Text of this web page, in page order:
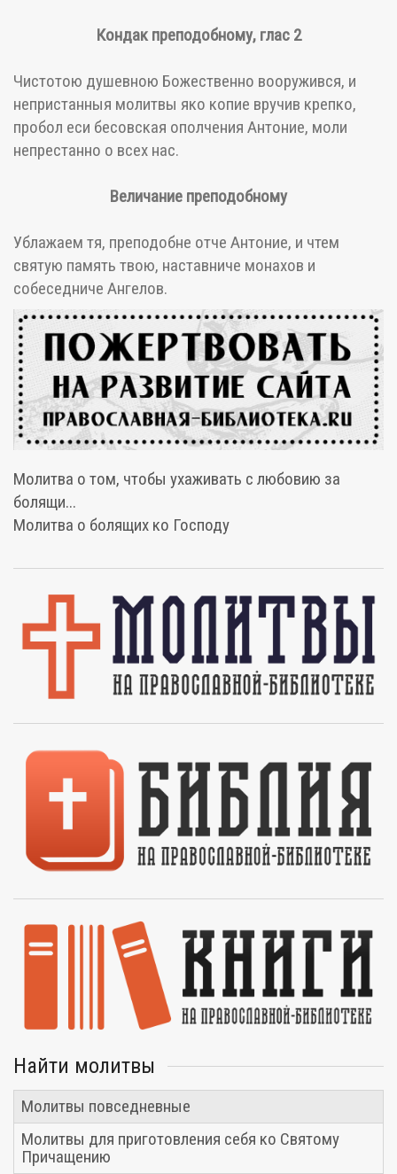
Кондак преподобному, глас 2
Чистотою душевною Божественно вооружився, и
непристанныя молитвы яко копие вручив крепко,
пробол еси бесовская ополчения Антоние, моли
непрестанно о всех нас.
Величание преподобному
Ублажаем тя, преподобне отче Антоние, и чтем
святую память твою, наставниче монахов и
собеседниче Ангелов.
Молитва о том, чтобы ухаживать с любовию за
болящи...
Молитва о болящих ко Господу
Найти молитвы
Молитвы повседневные
Молитвы для приготовления себя ко Святому
Причащению